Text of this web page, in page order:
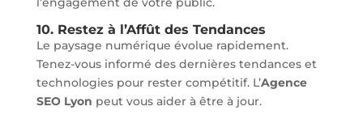
10. Restez à l’Affût des Tendances
Le paysage numérique évolue rapidement.
Tenez-vous informé des dernières tendances et
technologies pour rester compétitif. L’Agence
SEO Lyon peut vous aider à être à jour.